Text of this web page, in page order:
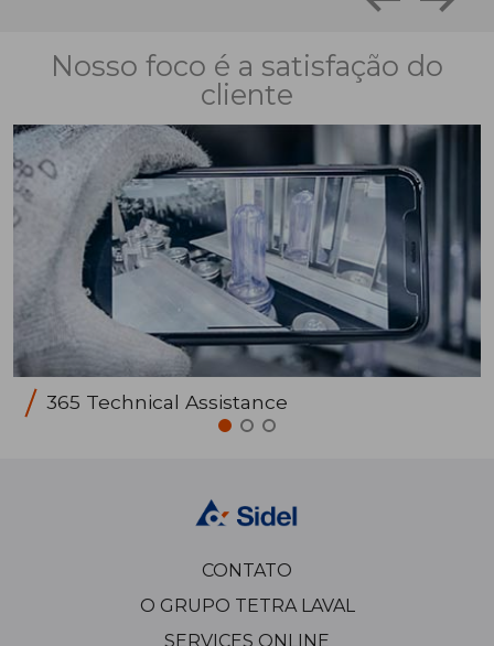
Nosso foco é a satisfação do
cliente
365 Technical Assistance
CONTATO
O GRUPO TETRA LAVAL
SERVICES ONLINE